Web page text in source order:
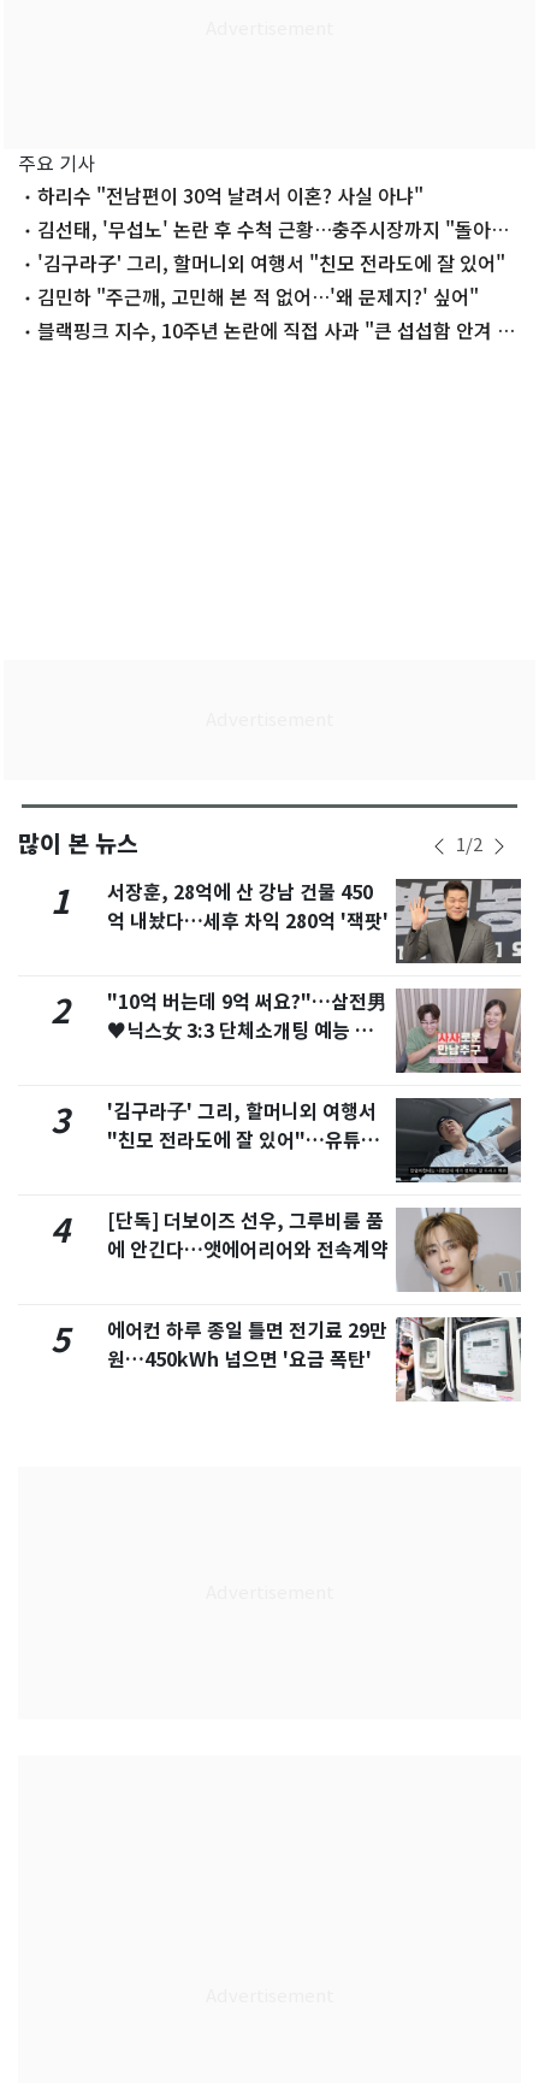
주요 기사
하리수 "전남편이 30억 날려서 이혼? 사실 아냐"
김선태, '무섭노' 논란 후 수척 근황…충주시장까지 "돌아올
생각 없냐?"
'김구라子' 그리, 할머니외 여행서 "친모 전라도에 잘 있어"
김민하 "주근깨, 고민해 본 적 없어…'왜 문제지?' 싶어"
블랙핑크 지수, 10주년 논란에 직접 사과 "큰 섭섭함 안겨 미
많이 본 뉴스 1/2
1
서장훈, 28억에 산 강남 건물 450
억 내놨다…세후 차익 280억 '잭팟'
2
"10억 버는데 9억 써요?"…삼전男
♥닉스女 3:3 단체소개팅 예능 화
3
'김구라子' 그리, 할머니외 여행서
"친모 전라도에 잘 있어"…유튜브
4
[단독] 더보이즈 선우, 그루비룸 품
에 안긴다…앳에어리어와 전속계약
5
에어컨 하루 종일 틀면 전기료 29만
원…450kWh 넘으면 '요금 폭탄'